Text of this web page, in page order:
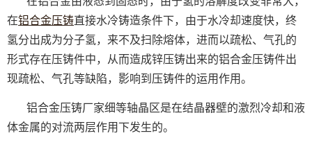
在铝合金压铸直接水冷铸造条件下，由于水冷却速度快，终
氢分出成为分子氢，来不及扫除熔体，进而以疏松、气孔的
形式存在压铸件中，从而造成锌压铸出来的铝合金压铸件出
现疏松、气孔等缺陷，影响到压铸件的运用作用。
铝合金压铸厂家细等轴晶区是在结晶器壁的激烈冷却和液
体金属的对流两层作用下发生的。